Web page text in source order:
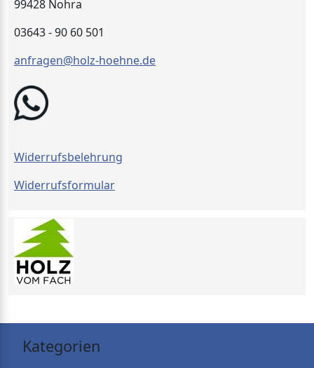
99428 Nohra
03643 - 90 60 501
anfragen@holz-hoehne.de
Widerrufsbelehrung
Widerrufsformular
Kategorien